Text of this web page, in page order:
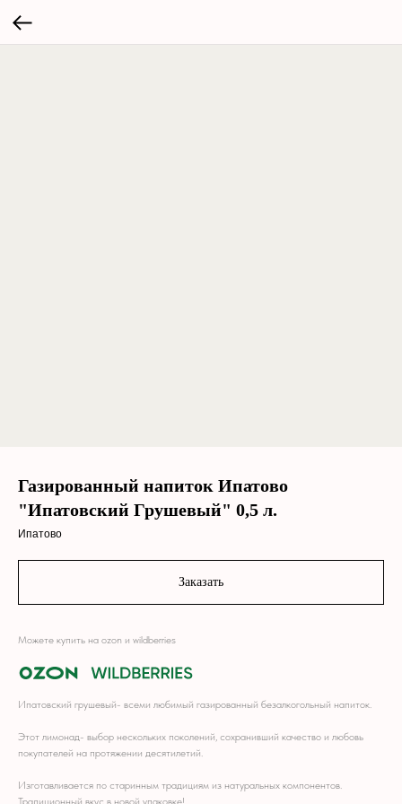
Газированный напиток Ипатово
"Ипатовский Грушевый" 0,5 л.
Ипатово
Заказать
Можете купить на ozon и wildberries
M!! M!!
Ипатовский грушевый- всеми любимый газированный безалкогольный напиток.
Этот лимонад- выбор нескольких поколений, сохранивший качество и любовь
покупателей на протяжении десятилетий.
Изготавливается по старинным традициям из натуральных компонентов.
Традиционный вкус в новой упаковке!